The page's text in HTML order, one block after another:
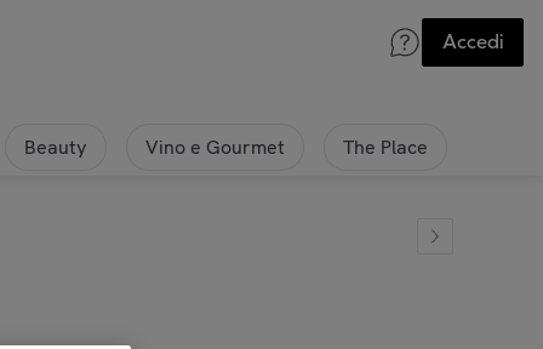
Accedi
Beauty Vino e Gourmet The Place